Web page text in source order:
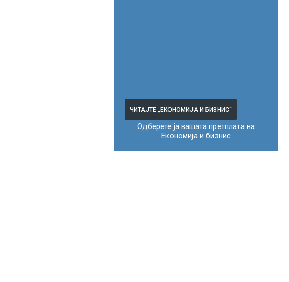
ЧИТАЈТЕ „ЕКОНОМИЈА И БИЗНИС“
Одберете ја вашата претплата на
Економија и бизнис